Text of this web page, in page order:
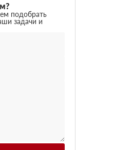
подобрать
задачи и